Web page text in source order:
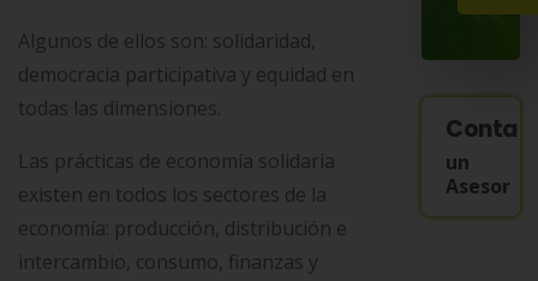
Algunos de ellos son: solidaridad,
democracia participativa y equidad en
todas las dimensiones.
Las prácticas de economía solidaria
existen en todos los sectores de la
economía: producción, distribución e
intercambio, consumo, finanzas y
un
Asesor